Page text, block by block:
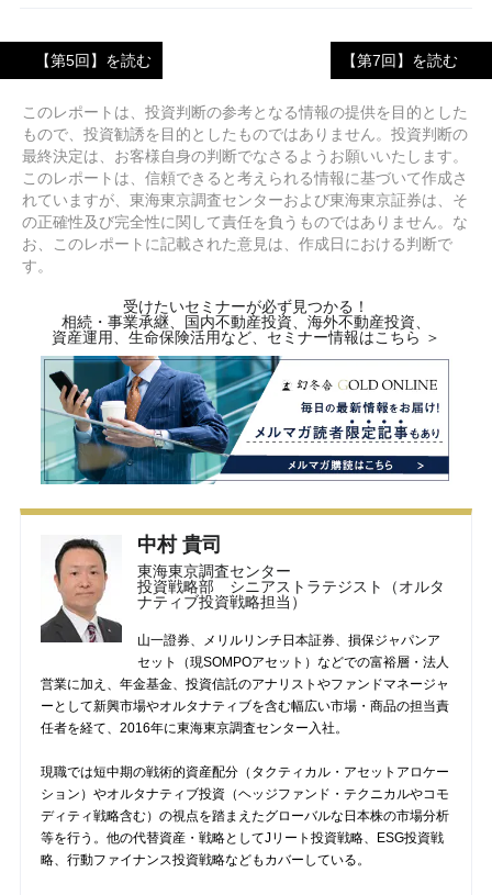
【第5回】を読む 【第7回】を読む
このレポートは、投資判断の参考となる情報の提供を目的とした
もので、投資勧誘を目的としたものではありません。投資判断の
最終決定は、お客様自身の判断でなさるようお願いいたします。
このレポートは、信頼できると考えられる情報に基づいて作成さ
れていますが、東海東京調査センターおよび東海東京証券は、そ
の正確性及び完全性に関して責任を負うものではありません。な
お、このレポートに記載された意見は、作成日における判断で
す。
受けたいセミナーが必ず見つかる！
相続・事業承継、国内不動産投資、海外不動産投資、
資産運用、生命保険活用など、セミナー情報はこちら ＞
中村 貴司
東海東京調査センター
投資戦略部 シニアストラテジスト（オルタ
ナティブ投資戦略担当）
山一證券、メリルリンチ日本証券、損保ジャパンア
セット（現SOMPOアセット）などでの富裕層・法人
営業に加え、年金基金、投資信託のアナリストやファンドマネージャ
ーとして新興市場やオルタナティブを含む幅広い市場・商品の担当責
任者を経て、2016年に東海東京調査センター入社。
現職では短中期の戦術的資産配分（タクティカル・アセットアロケー
ション）やオルタナティブ投資（ヘッジファンド・テクニカルやコモ
ディティ戦略含む）の視点を踏まえたグローバルな日本株の市場分析
等を行う。他の代替資産・戦略としてJリート投資戦略、ESG投資戦
略、行動ファイナンス投資戦略などもカバーしている。